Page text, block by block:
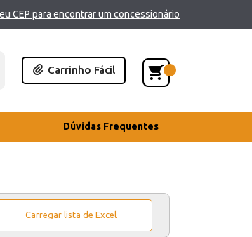
CEP para encontrar um concessionário
Carrinho Fácil
Dúvidas Frequentes
Carregar lista de Excel